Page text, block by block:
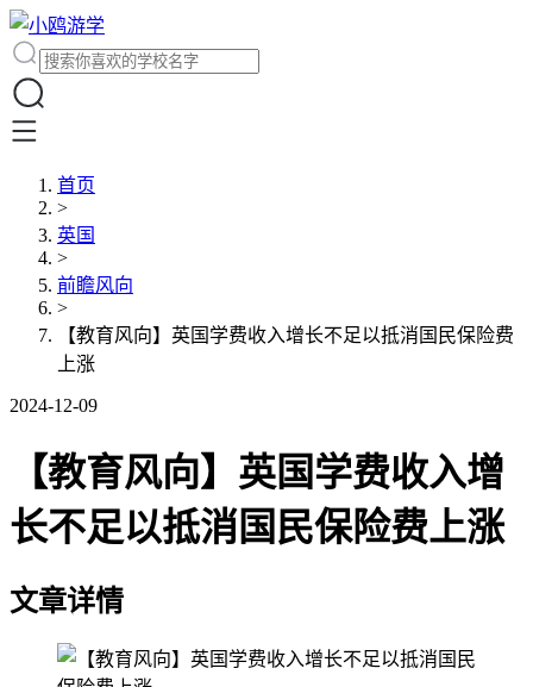
首页
>
英国
>
前瞻风向
>
【教育风向】英国学费收入增长不足以抵消国民保险费
上涨
2024-12-09
【教育风向】英国学费收入增
长不足以抵消国民保险费上涨
文章详情